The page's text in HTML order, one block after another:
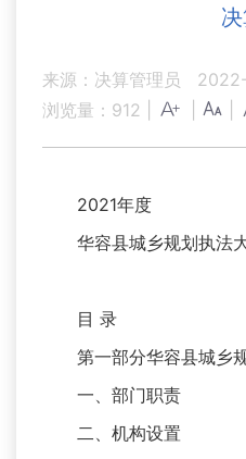
来源：决算管理员
浏览量： 912
2021年度
华容县城乡规划执法
目 录
第一部分华容县城乡
一、部门职责
二、机构设置